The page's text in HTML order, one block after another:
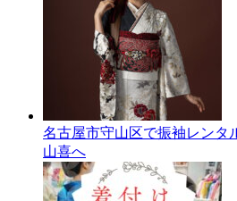
名古屋市守山区で振袖レンタ
山喜へ